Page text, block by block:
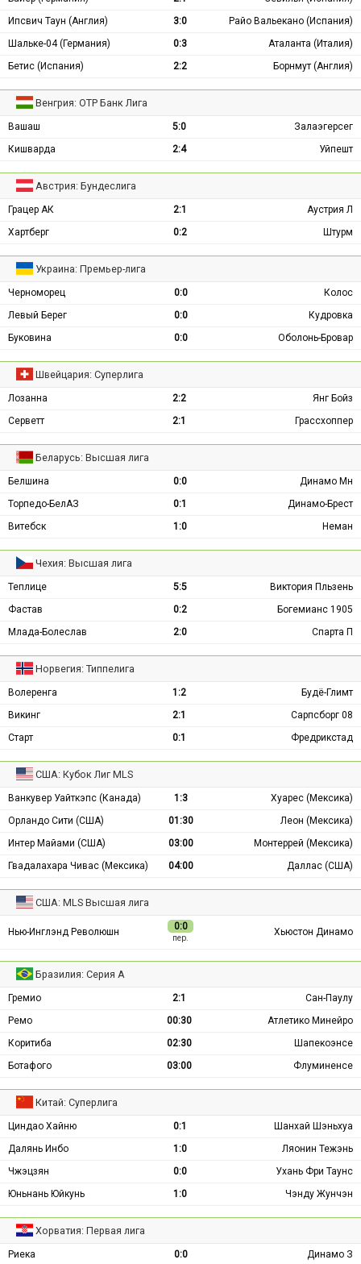
Ипсвич Таун (Англия)
3:0
Райо Вальекано (Испания)
Шальке-04 (Германия)
0:3
Аталанта (Италия)
Бетис (Испания)
2:2 Борнмут (Англия)
Венгрия: ОТР Банк Лига
Вашаш 5:0
Залаэгерсег
Кишварда
2:4 Уйпешт
Австрия: Бундеслига
Грацер АК 2:1
Аустрия Л
Хартберг
0:2 Штурм
Украина: Премьер-лига
Черноморец 0:0
Колос
Левый Берег
0:0
Кудровка
Буковина
0:0 Оболонь-Бровар
Швейцария: Суперлига
Лозанна 2:2
Янг Бойз
Серветт
2:1 Грассхоппер
Беларусь: Высшая лига
Белшина 0:0
Динамо Мн
Торпедо-БелАЗ
0:1
Динамо-Брест
Витебск
1:0 Неман
Чехия: Высшая лига
Теплице 5:5
Виктория Пльзень
Фастав
0:2
Богемианс 1905
Млада-Болеслав
2:0 Спарта П
Норвегия: Типпелига
Волеренга 1:2
Будё-Глимт
Викинг
2:1
Сарпсборг 08
Старт
0:1 Фредрикстад
США: Кубок Лиг MLS
Ванкувер Уайткэпс (Канада) 1:3
Хуарес (Мексика)
Орландо Сити (США)
01:30
Леон (Мексика)
Интер Майами (США)
03:00
Монтеррей (Мексика)
Гвадалахара Чивас (Мексика)
04:00 Даллас (США)
США: MLS Высшая лига
Нью-Инглэнд Революшн 0:0
пер.
Хьюстон Динамо
Бразилия: Серия А
Гремио 2:1
Сан-Паулу
Ремо
00:30
Атлетико Минейро
Коритиба
02:30
Шапекоэнсе
Ботафого
03:00 Флуминенсе
Китай: Суперлига
Циндао Хайню 0:1
Шанхай Шэньхуа
Далянь Инбо
1:0
Ляонин Тежэнь
Чжэцзян
0:0
Ухань Фри Таунс
Юньнань Юйкунь
1:0 Чэнду Жунчэн
Хорватия: Первая лига
Риека 0:0
Динамо З